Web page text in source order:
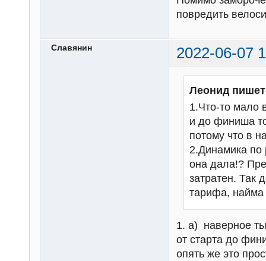
повредить
Славянин 2022-06-07
Леонид
1.Что-то мало
и до финиша
потому что в
2.Динамика по
она дала!?
затратен. Так
тарифа, найма
1. а) наверное ты
от старта до
опять же это